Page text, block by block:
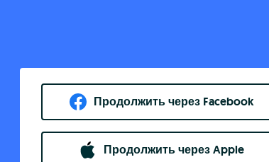
Продолжить через Facebook
Продолжить через Apple